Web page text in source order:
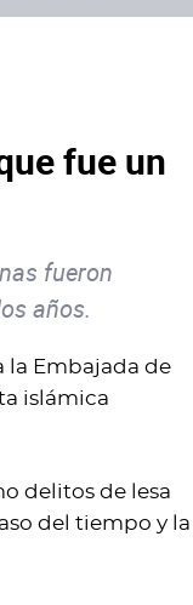
fue un
fueron
años.
la Embajada de
islámica
delitos de lesa
del tiempo y la